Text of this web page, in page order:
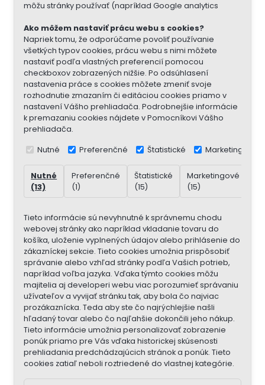
môžu stránky používať (napríklad Google analytics
Ako môžem nastaviť prácu webu s cookies?
Napriek tomu, že odporúčame povoliť používanie
všetkých typov cookies, prácu webu s nimi môžete
nastaviť podľa vlastných preferencií pomocou
checkboxov zobrazených nižšie. Po odsúhlasení
nastavenia práce s cookies môžete zmeniť svoje
rozhodnutie zmazaním či editáciou cookies priamo v
nastavení Vášho prehliadača. Podrobnejšie informácie
k premazaniu cookies nájdete v Pomocníkovi Vášho
prehliadača.
Nutné Preferenčné Štatistické Marketingové
Nutné
(13)
Preferenčné
(1)
Štatistické
(15)
Marketingové
(15)
Tieto informácie sú nevyhnutné k správnemu chodu
webovej stránky ako napríklad vkladanie tovaru do
košíka, uloženie vyplnených údajov alebo prihlásenie do
zákazníckej sekcie. Tieto cookies umožnia prispôsobiť
správanie alebo vzhľad stránky podľa Vašich potrieb,
napríklad voľba jazyka. Vďaka týmto cookies môžu
majitelia aj developeri webu viac porozumieť správaniu
užívateľov a vyvijať stránku tak, aby bola čo najviac
prozákaznícka. Teda aby ste čo najrýchlejšie našli
hľadaný tovar alebo čo najľahšie dokončili jeho nákup.
Tieto informácie umožnia personalizovať zobrazenie
ponúk priamo pre Vás vďaka historickej skúsenosti
prehliadania predchádzajúcich stránok a ponúk. Tieto
cookies zatiaľ neboli roztriedené do vlastnej kategórie.